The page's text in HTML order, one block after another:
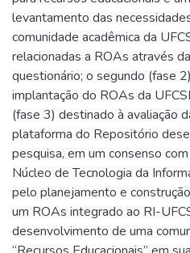
levantamento das
comunidade acadêmica da
relacionadas a ROAs através
questionário; o segundo (fase
implantação do ROAs da
(fase 3) destinado à avaliação
plataforma do Repositório
pesquisa, em um consenso
Núcleo de Tecnologia da
pelo planejamento e
um ROAs integrado ao RI-
desenvolvimento de uma